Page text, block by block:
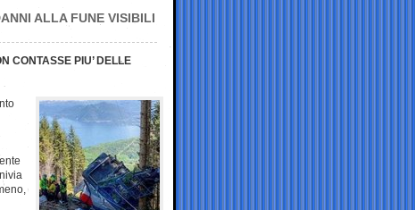
ALLA FUNE VISIBILI
CONTASSE PIU’ DELLE